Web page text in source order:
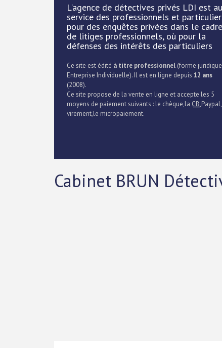
L'agence de détectives privés LDI est au
service des professionnels et
pour des enquêtes privées dans le cadre
de litiges professionnels, où pour la
défenses des intérêts des particuliers
Ce site est édité à titre professionnel (forme
Entreprise Individuelle). Il est en ligne depuis 12 ans
(2008).
Ce site propose de la vente en ligne et accepte les 5
moyens de paiement suivants : le chèque,la CB
virement,le micropaiement.
Cabinet BRUN